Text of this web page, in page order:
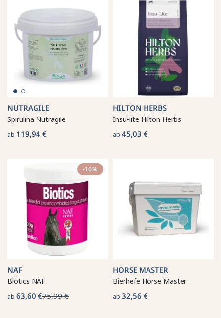
NUTRAGILE
Spirulina Nutragile
ab 119,94 €
HILTON HERBS
Insu-lite Hilton Herbs
ab 45,03 €
-16%
NAF
Biotics NAF
ab 63,60 €75,99 €
HORSE MASTER
Bierhefe Horse Master
ab 32,56 €